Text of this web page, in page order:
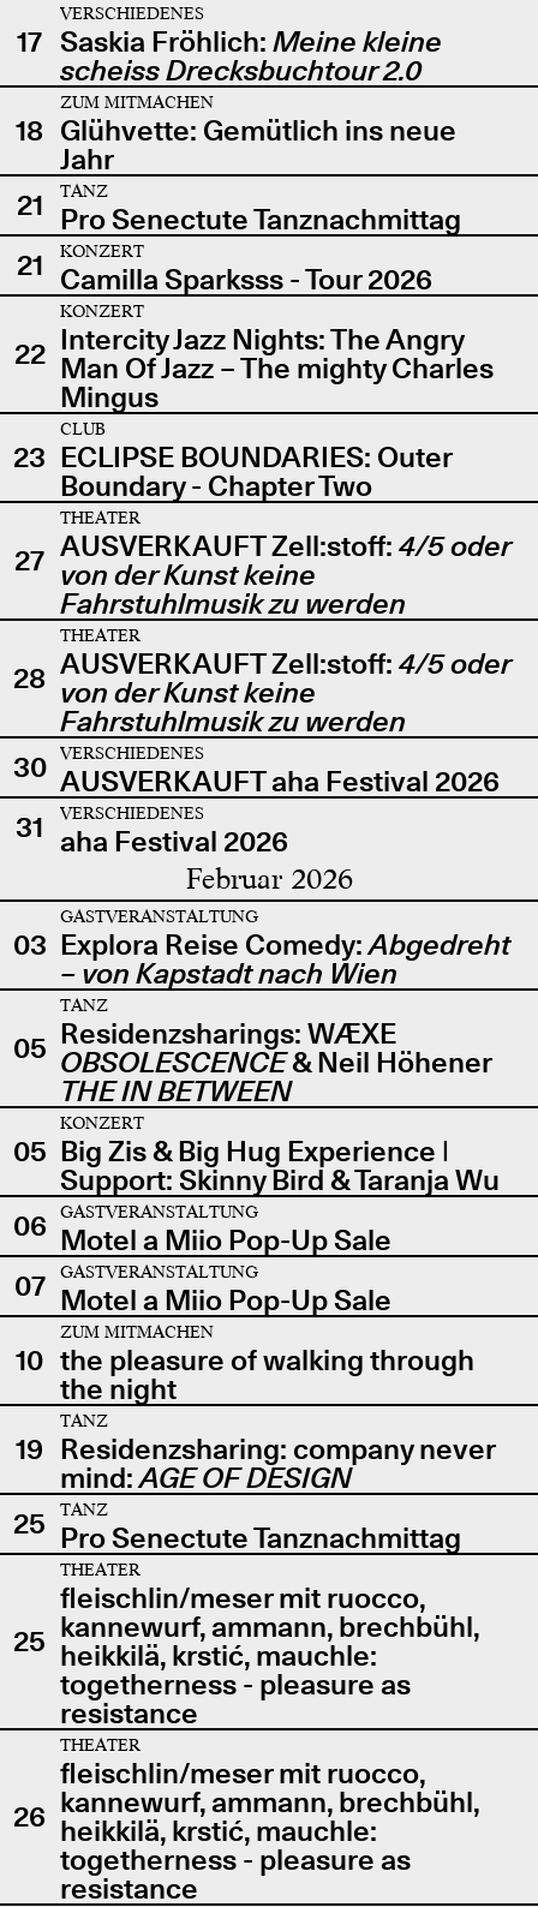
17
VERSCHIEDENES
Saskia Fröhlich: Meine kleine
scheiss Drecksbuchtour 2.0
18
ZUM MITMACHEN
Glühvette: Gemütlich ins neue
Jahr
21
TANZ
Pro Senectute Tanznachmittag
21
KONZERT
Camilla Sparksss - Tour 2026
22
KONZERT
Intercity Jazz Nights: The Angry
Man Of Jazz – The mighty Charles
Mingus
23
CLUB
ECLIPSE BOUNDARIES: Outer
Boundary - Chapter Two
27
THEATER
AUSVERKAUFT Zell:stoff: 4/5 oder
von der Kunst keine
Fahrstuhlmusik zu werden
28
THEATER
AUSVERKAUFT Zell:stoff: 4/5 oder
von der Kunst keine
Fahrstuhlmusik zu werden
30
VERSCHIEDENES
AUSVERKAUFT aha Festival 2026
31
VERSCHIEDENES
aha Festival 2026
Februar 2026
03
GASTVERANSTALTUNG
Explora Reise Comedy:Abgedreht
– von Kapstadt nach Wien
05
TANZ
Residenzsharings: WÆXE
OBSOLESCENCE& Neil Höhener
THE IN BETWEEN
05
KONZERT
Big Zis & Big Hug Experience |
Support: Skinny Bird & Taranja Wu
06
GASTVERANSTALTUNG
Motel a Miio Pop-Up Sale
07
GASTVERANSTALTUNG
Motel a Miio Pop-Up Sale
10
ZUM MITMACHEN
the pleasure of walking through
the night
19
TANZ
Residenzsharing: company never
mind:AGE OF DESIGN
25
TANZ
Pro Senectute Tanznachmittag
25
THEATER
fleischlin/meser mit ruocco,
kannewurf, ammann, brechbühl,
heikkilä, krstić, mauchle:
togetherness - pleasure as
resistance
26
THEATER
fleischlin/meser mit ruocco,
kannewurf, ammann, brechbühl,
heikkilä, krstić, mauchle:
togetherness - pleasure as
resistance